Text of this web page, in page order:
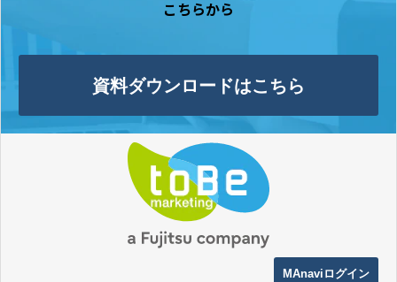
こちらから
資料ダウンロードはこちら
MAnaviログイン